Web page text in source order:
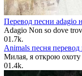
Перевод песни adagio
Adagio Non so dove
01.7k.
Animals песня перевод
Милая, я открою
01.4k.